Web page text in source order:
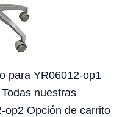
para YR06012-op1
nuestras
op2 Opción de carrito